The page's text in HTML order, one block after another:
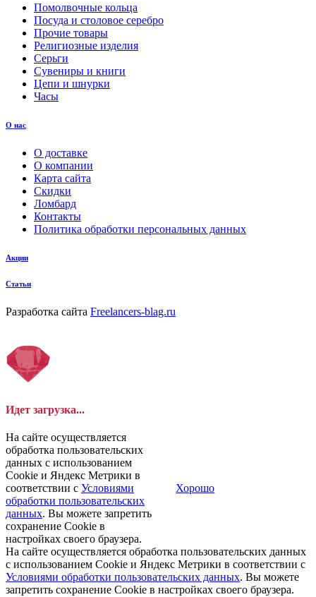
Помолвочные кольца
Посуда и столовое серебро
Прочие товары
Религиозные изделия
Серьги
Сувениры и книги
Цепи и шнурки
Часы
О нас
О доставке
О компании
Карта сайта
Скидки
Ломбард
Контакты
Политика обработки персональных данных
Акции
Статьи
Разработка сайта Freelancers-blag.ru
Идет загрузка...
На сайте осуществляется
обработка пользовательских
данных с использованием
Cookie и Яндекс Метрики в
соответствии с Условиями
обработки пользовательских
данных. Вы можете запретить
сохранение Cookie в
настройках своего браузера.
Хорошо
На сайте осуществляется обработка пользовательских данных
с использованием Cookie и Яндекс Метрики в соответствии с
Условиями обработки пользовательских данных. Вы можете
запретить сохранение Cookie в настройках своего браузера.